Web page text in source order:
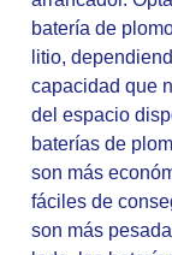
batería de
litio,
capacidad que
del espacio
baterías de
son más
fáciles de
son más